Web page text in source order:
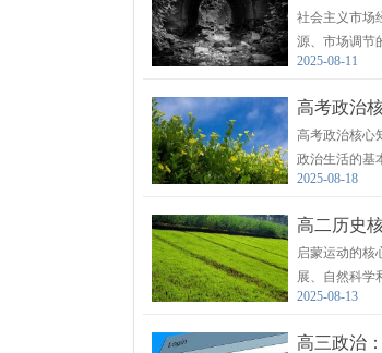
社会主义市场
源、市场调节
2025-08-11
高考政治
高考政治核心
政治生活的基
居民自治等内
2025-08-18
高二历史
启蒙运动的核
展、自然科学
对封建专制统
2025-08-13
高三政治